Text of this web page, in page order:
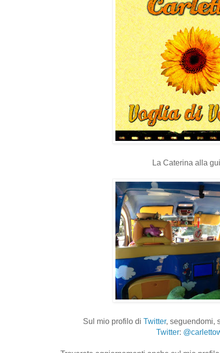
La Caterina alla
Sul mio profilo diTwitter, seguendomi,
Twitter: